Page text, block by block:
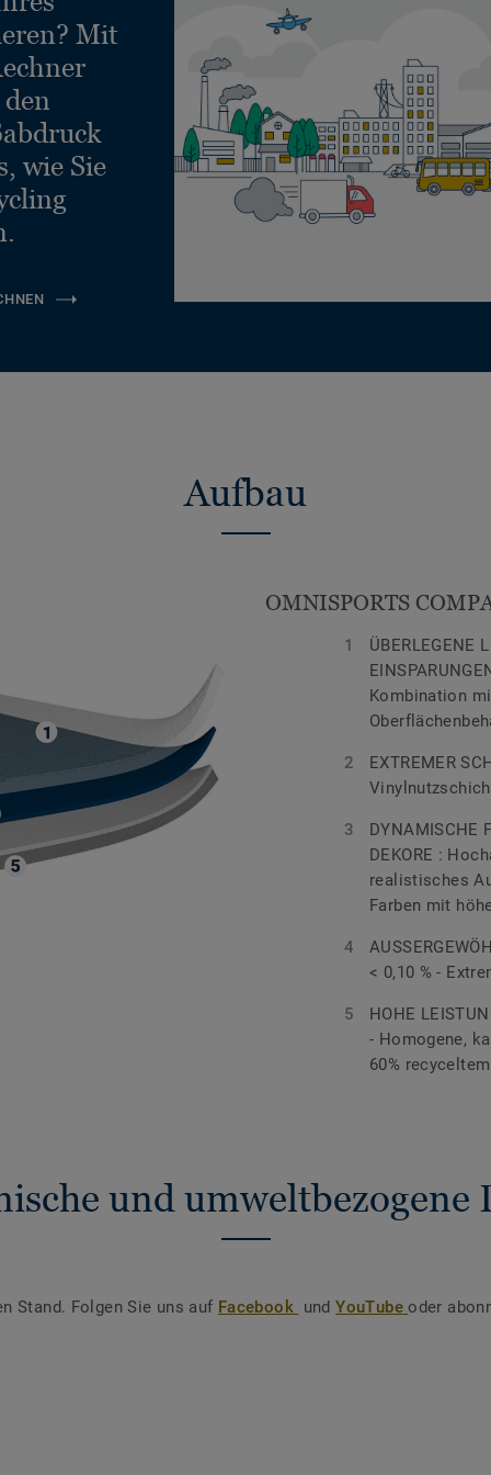
Mit
wie Sie
Aufbau
OMNISPORTS
ÜBERLEGENE
Kombination
EXTREMER
DYNAMISCHE
DEKORE :
realistisches
Farben mit
< 0,10 % -
HOHE
- Homogene,
60%
und umweltbezogene
Stand. Folgen Sie uns auf Facebook undYouTubeoder